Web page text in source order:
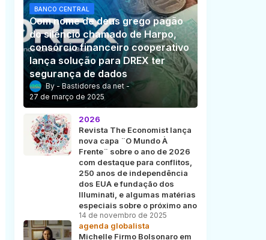
BANCO CENTRAL
Com nome de deus grego pagão
do silêncio chamado de Harpo,
consórcio financeiro cooperativo
lança solução para DREX ter
segurança de dados
Bastidores da net
27 de março de 2025
2026
Revista The Economist lança
nova capa ¨O Mundo À
Frente¨ sobre o ano de 2026
com destaque para conflitos,
250 anos de independência
dos EUA e fundação dos
Illuminati, e algumas matérias
especiais sobre o próximo ano
14 de novembro de 2025
agenda globalista
Michelle Firmo Bolsonaro em